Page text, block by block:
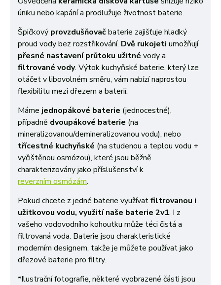
úniku nebo kapání a prodlužuje životnost baterie.
Špičkový provzdušňovačbaterie zajišťuje hladký
proud vody bez rozstřikování. Dvě rukojeti umožňují
přesné nastavení průtoku užitné vody a
filtrované vody. Výtok kuchyňské baterie, který lze
otáčet v libovolném směru, vám nabízí naprostou
flexibilitu mezi dřezem a baterií.
Máme jednopákové baterie (jednocestné),
případně dvoupákové baterie (na
mineralizovanou/demineralizovanou vodu), nebo
třícestné kuchyňské (na studenou a teplou vodu +
vyčištěnou osmózou), které jsou běžně
charakterizovány jako příslušenství k
reverzním osmózám.
Pokud chcete z jedné baterie využívatfiltrovanou i
užitkovou vodu, využití naše baterie 2v1. I z
vašeho vodovodního kohoutku může téci čistá a
filtrovaná voda. Baterie jsou charakteristické
moderním designem, takže je můžete používat jako
dřezové baterie pro filtry.
*Ilustrační fotografie, některé vyobrazené části jsou